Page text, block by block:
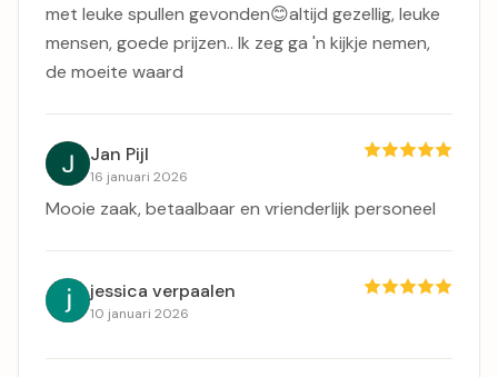
met leuke spullen gevonden😊altijd gezellig, leuke
mensen, goede prijzen.. Ik zeg ga 'n kijkje nemen,
de moeite waard
Jan Pijl
16 januari 2026
Mooie zaak, betaalbaar en vrienderlijk personeel
jessica verpaalen
10 januari 2026